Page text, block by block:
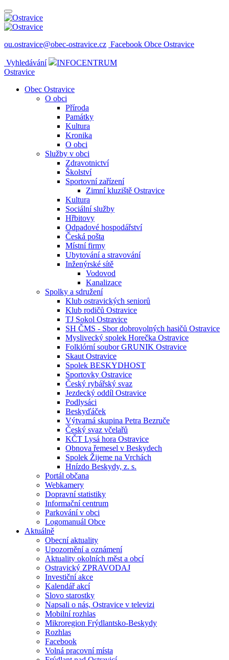
ou.ostravice@obec-ostravice.cz Facebook Obce Ostravice
Vyhledávání
INFOCENTRUM
Ostravice
Obec Ostravice
O obci
Příroda
Památky
Kultura
Kronika
O obci
Služby v obci
Zdravotnictví
Školství
Sportovní zařízení
Zimní kluziště Ostravice
Kultura
Sociální služby
Hřbitovy
Odpadové hospodářství
Česká pošta
Místní firmy
Ubytování a stravování
Inženýrské sítě
Vodovod
Kanalizace
Spolky a sdružení
Klub ostravických seniorů
Klub rodičů Ostravice
TJ Sokol Ostravice
SH ČMS - Sbor dobrovolných hasičů Ostravice
Myslivecký spolek Horečka Ostravice
Folklórní soubor GRUNIK Ostravice
Skaut Ostravice
Spolek BESKYDHOST
Sportovky Ostravice
Český rybářský svaz
Jezdecký oddíl Ostravice
Podlysáci
Beskyďáček
Výtvarná skupina Petra Bezruče
Český svaz včelařů
KČT Lysá hora Ostravice
Obnova řemesel v Beskydech
Spolek Žijeme na Vrchách
Hnízdo Beskydy, z. s.
Portál občana
Webkamery
Dopravní statistiky
Informační centrum
Parkování v obci
Logomanuál Obce
Aktuálně
Obecní aktuality
Upozornění a oznámení
Aktuality okolních měst a obcí
Ostravický ZPRAVODAJ
Investiční akce
Kalendář akcí
Slovo starostky
Napsali o nás, Ostravice v televizi
Mobilní rozhlas
Mikroregion Frýdlantsko-Beskydy
Rozhlas
Facebook
Volná pracovní místa